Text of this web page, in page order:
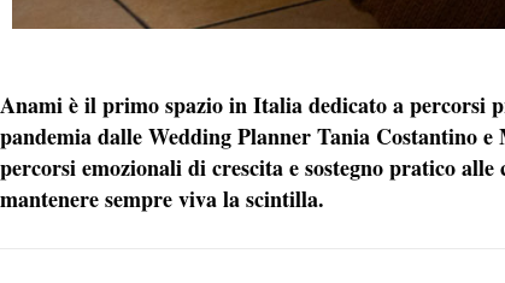
Anami è il primo spazio in Italia dedicato a
pandemia dalle Wedding Planner Tania Costantino
percorsi emozionali di crescita e sostegno pratico
mantenere sempre viva la scintilla.